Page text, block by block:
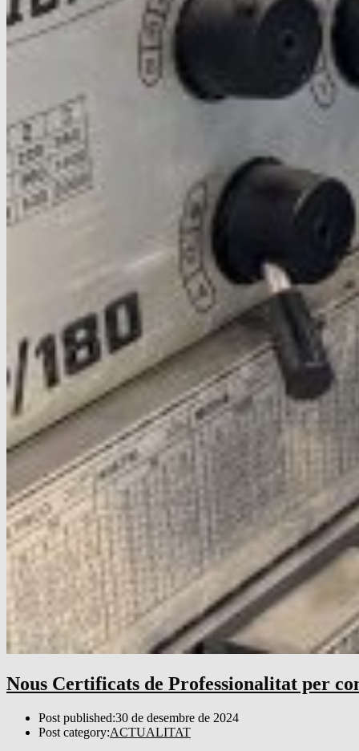
Nous Certificats de Professionalitat per
Post published:30 de desembre de 2024
Post category:ACTUALITAT